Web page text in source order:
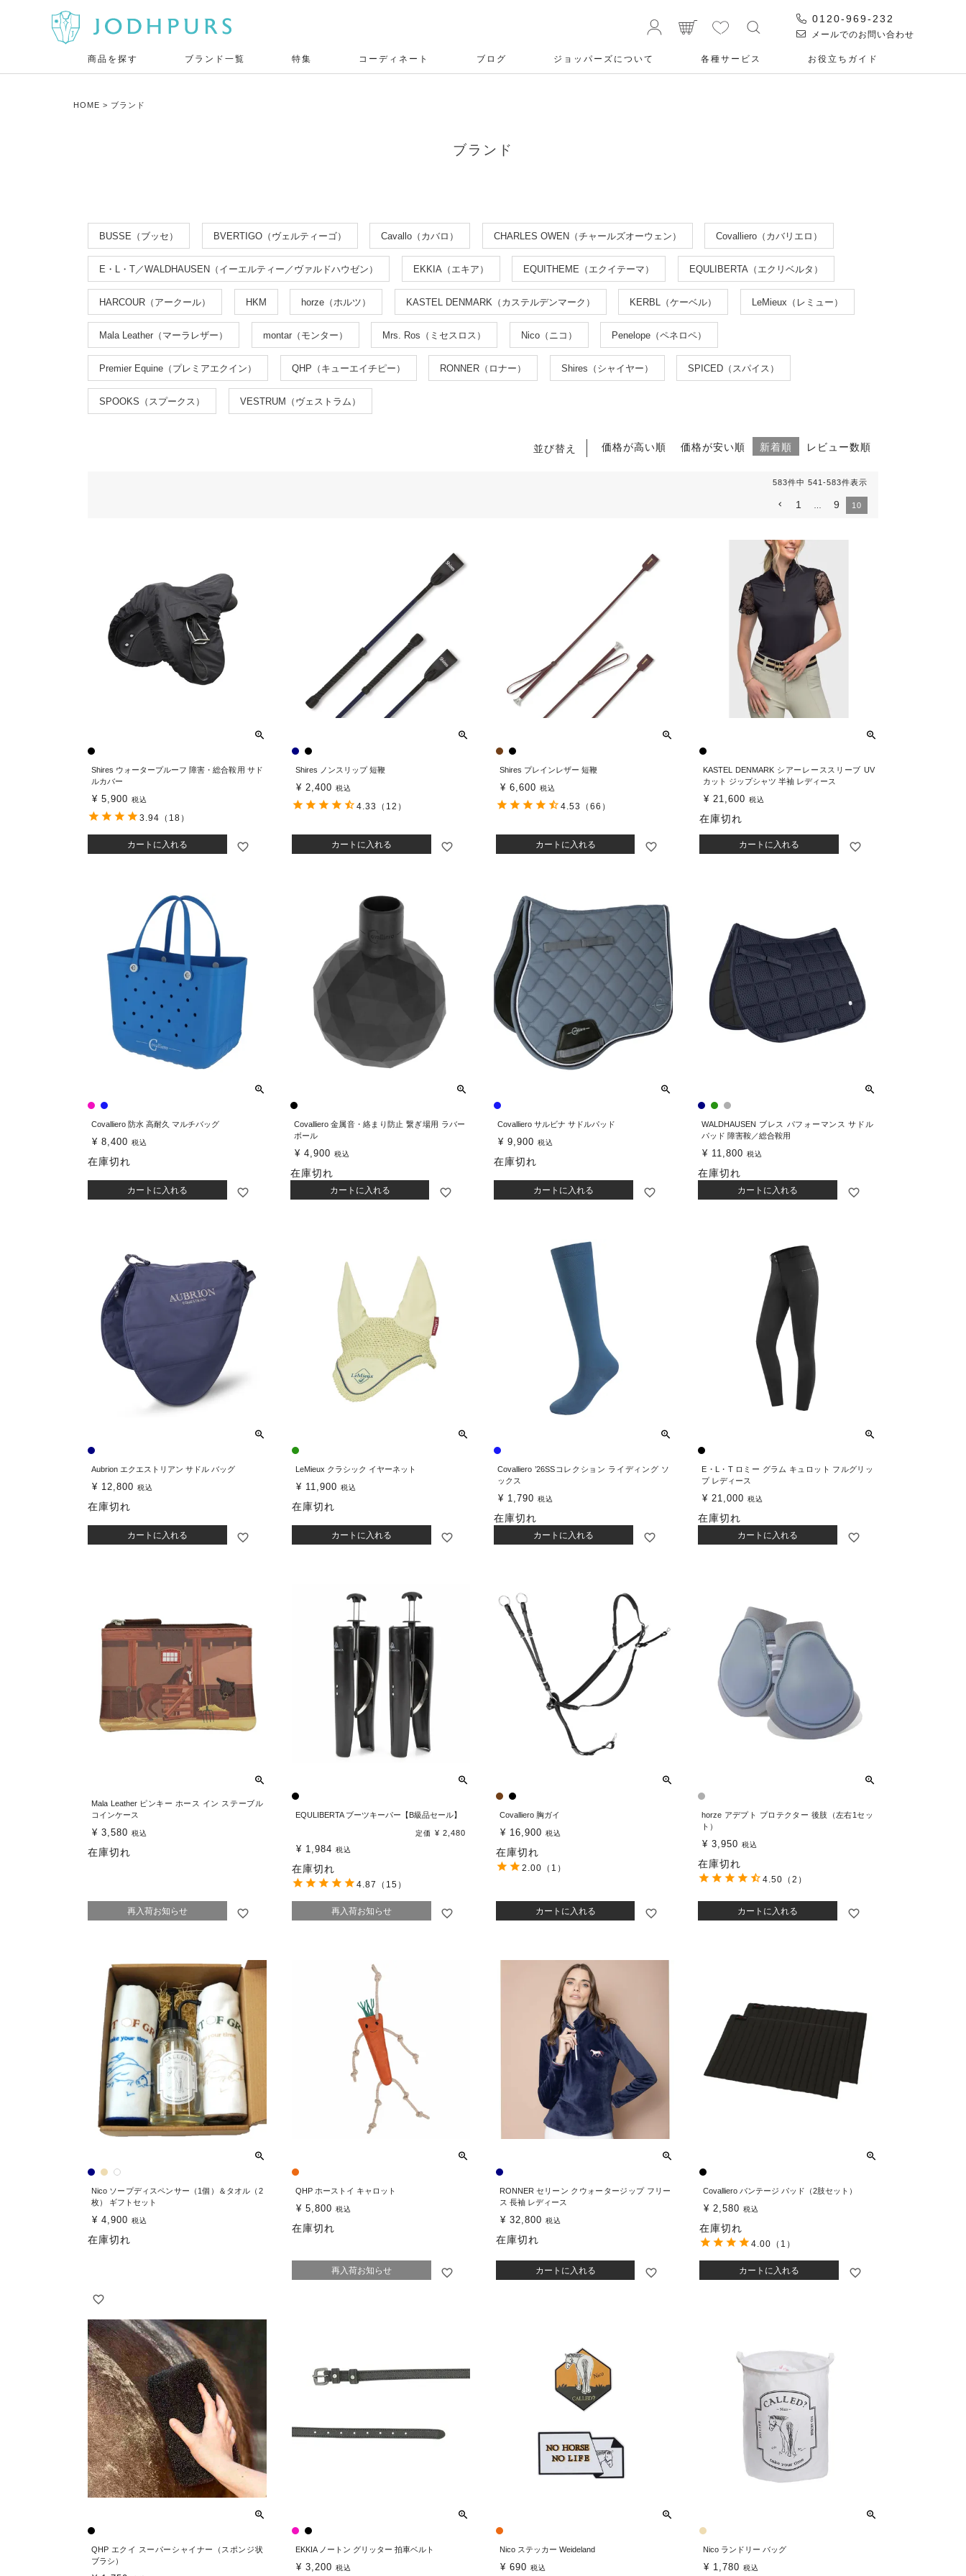
0120-969-232
メールでのお問い合わせ
商品を探す ブランド一覧 特集 コーディネート ブログ ジョッパーズについて 各種サービス お役⽴ちガイド
HOME ブランド
ブランド
BUSSE（ブッセ） BVERTIGO（ヴェルティーゴ） Cavallo（カバロ） CHARLES OWEN（チャールズオーウェン） Covalliero（カバリエロ）
E・L・T／WALDHAUSEN（イーエルティー／ヴァルドハウゼン） EKKIA（エキア） EQUITHEME（エクイテーマ） EQULIBERTA（エクリベルタ）
HARCOUR（アークール） HKM horze（ホルツ） KASTEL DENMARK（カステルデンマーク） KERBL（ケーベル） LeMieux（レミュー）
Mala Leather（マーラレザー） montar（モンター） Mrs. Ros（ミセスロス） Nico（ニコ） Penelope（ペネロペ）
Premier Equine（プレミアエクイン） QHP（キューエイチピー） RONNER（ロナー） Shires（シャイヤー） SPICED（スパイス）
SPOOKS（スプークス） VESTRUM（ヴェストラム）
並び替え 価格が高い順 価格が安い順 新着順 レビュー数順
583件中 541 -583件表示
1 9 10
Shires ウォータープルーフ 障害・総合鞍用 サド
ルカバー
¥ 5,900 税込
カートに入れる
3.94 （18）
Shires ノンスリップ 短鞭
¥ 2,400 税込
カートに入れる
4.33 （12）
Shires プレインレザー 短鞭
¥ 6,600 税込
カートに入れる
4.53 （66）
KASTEL DENMARK シアーレーススリーブ UV
カット ジップシャツ 半袖 レディース
¥ 21,600 税込
在庫切れ
カートに入れる
Covalliero 防水 高耐久 マルチバッグ
¥ 8,400 税込
在庫切れ
カートに入れる
Covalliero 金属音・絡まり防止 繋ぎ場用 ラバー
ボール
¥ 4,900 税込
在庫切れ
カートに入れる
Covalliero サルビナ サドルパッド
¥ 9,900 税込
在庫切れ
カートに入れる
WALDHAUSEN ブレス パフォーマンス サドル
パッド 障害鞍／総合鞍用
¥ 11,800 税込
在庫切れ
カートに入れる
Aubrion エクエストリアン サドル バッグ
¥ 12,800 税込
在庫切れ
カートに入れる
LeMieux クラシック イヤーネット
¥ 11,900 税込
在庫切れ
カートに入れる
Covalliero ’26SSコレクション ライディング ソ
ックス
¥ 1,790 税込
在庫切れ
カートに入れる
E・L・T ロミー グラム キュロット フルグリッ
プ レディース
¥ 21,000 税込
在庫切れ
カートに入れる
Mala Leather ピンキー ホース イン ステーブル
コインケース
¥ 3,580 税込
在庫切れ
再入荷お知らせ
EQULIBERTA ブーツキーパー【B級品セール】
定価 ¥ 2,480
¥ 1,984 税込
在庫切れ
再入荷お知らせ
4.87 （15）
Covalliero 胸ガイ
¥ 16,900 税込
在庫切れ
カートに入れる
2.00 （1）
horze アデプト プロテクター 後肢（左右1セッ
ト）
¥ 3,950 税込
在庫切れ
カートに入れる
4.50 （2）
Nico ソープディスペンサー（1個）＆タオル（2
枚） ギフトセット
¥ 4,900 税込
在庫切れ
QHP ホーストイ キャロット
¥ 5,800 税込
在庫切れ
再入荷お知らせ
RONNER セリーン クウォータージップ フリー
ス 長袖 レディース
¥ 32,800 税込
在庫切れ
カートに入れる
Covalliero バンテージ パッド（2肢セット）
¥ 2,580 税込
在庫切れ
カートに入れる
4.00 （1）
QHP エクイ スーパーシャイナー（スポンジ状
ブラシ）
EKKIA ノートン グリッター 拍車ベルト
¥ 3,200 税込
Nico ステッカー Weideland
¥ 690 税込
Nico ランドリー バッグ
¥ 1,780 税込